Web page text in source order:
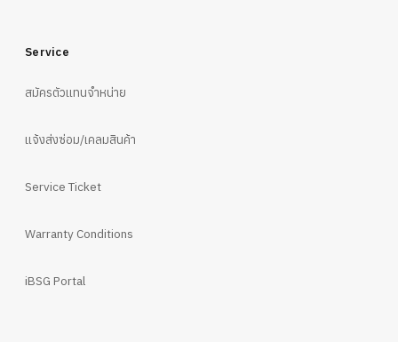
Service
สมัครตัวแทนจำหน่าย
แจ้งส่งซ่อม/เคลมสินค้า
Service Ticket
Warranty Conditions
iBSG Portal